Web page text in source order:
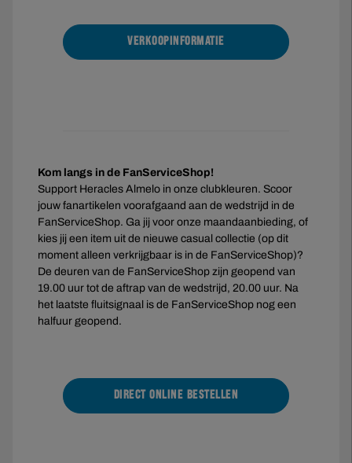
VERKOOPINFORMATIE
Kom langs in de FanServiceShop!
Support Heracles Almelo in onze clubkleuren. Scoor
jouw fanartikelen voorafgaand aan de wedstrijd in de
FanServiceShop. Ga jij voor onze maandaanbieding, of
kies jij een item uit de nieuwe casual collectie (op dit
moment alleen verkrijgbaar is in de FanServiceShop)?
De deuren van de FanServiceShop zijn geopend van
19.00 uur tot de aftrap van de wedstrijd, 20.00 uur. Na
het laatste fluitsignaal is de FanServiceShop nog een
halfuur geopend.
DIRECT ONLINE BESTELLEN